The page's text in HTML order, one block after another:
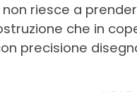
non riesce a
che in
precisione